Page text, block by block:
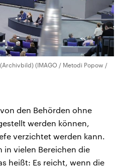
(IMAGO / Metodi Popow /
den Behörden ohne
werden können,
verzichtet werden kann.
in vielen Bereichen die
heißt: Es reicht, wenn die